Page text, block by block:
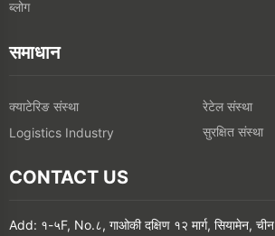
ब्लोग
समाधान
क्याटेरिङ संस्था
रेटेल संस्था
Logistics Industry
सुरक्षित संस्था
CONTACT US
Add: १-५F, No.८, गाओकी दक्षिण १२ मार्ग, सियामेन, चीन